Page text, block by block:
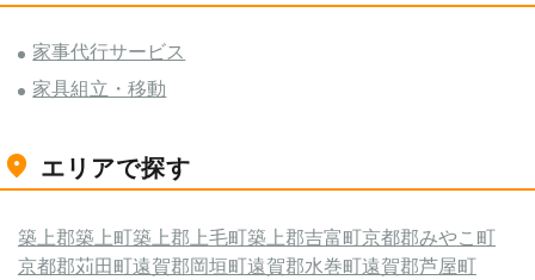
家事代行サービス
家具組立・移動
エリアで探す
築上郡築上町築上郡上毛町築上郡吉富町京都郡みやこ町
京都郡苅田町遠賀郡岡垣町遠賀郡水巻町遠賀郡芦屋町